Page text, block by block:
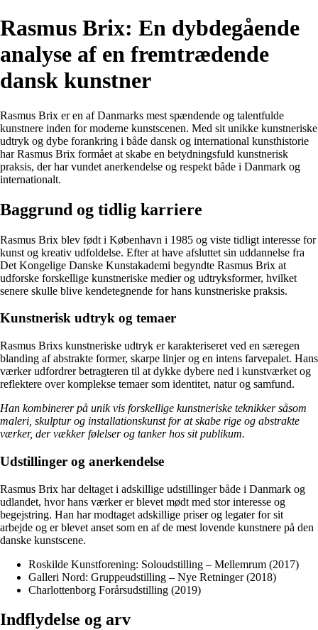
Rasmus Brix: En dybdegående
analyse af en fremtrædende
dansk kunstner
Rasmus Brix er en af Danmarks mest spændende og talentfulde
kunstnere inden for moderne kunstscenen. Med sit unikke kunstneriske
udtryk og dybe forankring i både dansk og international kunsthistorie
har Rasmus Brix formået at skabe en betydningsfuld kunstnerisk
praksis, der har vundet anerkendelse og respekt både i Danmark og
internationalt.
Baggrund og tidlig karriere
Rasmus Brix blev født i København i 1985 og viste tidligt interesse for
kunst og kreativ udfoldelse. Efter at have afsluttet sin uddannelse fra
Det Kongelige Danske Kunstakademi begyndte Rasmus Brix at
udforske forskellige kunstneriske medier og udtryksformer, hvilket
senere skulle blive kendetegnende for hans kunstneriske praksis.
Kunstnerisk udtryk og temaer
Rasmus Brixs kunstneriske udtryk er karakteriseret ved en særegen
blanding af abstrakte former, skarpe linjer og en intens farvepalet. Hans
værker udfordrer betragteren til at dykke dybere ned i kunstværket og
reflektere over komplekse temaer som identitet, natur og samfund.
Han kombinerer på unik vis forskellige kunstneriske teknikker såsom
maleri, skulptur og installationskunst for at skabe rige og abstrakte
værker, der vækker følelser og tanker hos sit publikum.
Udstillinger og anerkendelse
Rasmus Brix har deltaget i adskillige udstillinger både i Danmark og
udlandet, hvor hans værker er blevet mødt med stor interesse og
begejstring. Han har modtaget adskillige priser og legater for sit
arbejde og er blevet anset som en af de mest lovende kunstnere på den
danske kunstscene.
Roskilde Kunstforening: Soloudstilling – Mellemrum (2017)
Galleri Nord: Gruppeudstilling – Nye Retninger (2018)
Charlottenborg Forårsudstilling (2019)
Indflydelse og arv